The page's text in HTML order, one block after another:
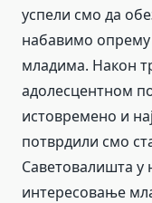
успели смо да
набавимо опрему
младима. Након
адолесцентном
истовремено и
потврдили смо
Саветовалишта у
интересовање